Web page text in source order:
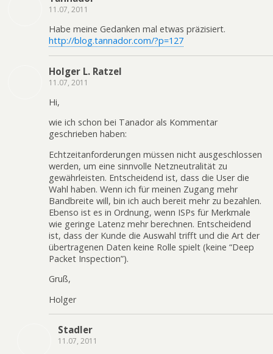
11.07, 2011
Habe meine Gedanken mal etwas präzisiert.
http://blog.tannador.com/?p=127
Holger L. Ratzel
11.07, 2011
Hi,
wie ich schon bei Tanador als Kommentar
geschrieben haben:
Echtzeitanforderungen müssen nicht ausgeschlossen
werden, um eine sinnvolle Netzneutralität zu
gewährleisten. Entscheidend ist, dass die User die
Wahl haben. Wenn ich für meinen Zugang mehr
Bandbreite will, bin ich auch bereit mehr zu bezahlen.
Ebenso ist es in Ordnung, wenn ISPs für Merkmale
wie geringe Latenz mehr berechnen. Entscheidend
ist, dass der Kunde die Auswahl trifft und die Art der
übertragenen Daten keine Rolle spielt (keine “Deep
Packet Inspection”).
Gruß,
Holger
Stadler
11.07, 2011